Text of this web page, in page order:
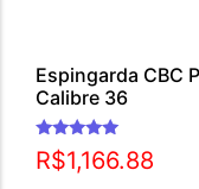
Espingarda CBC
Calibre 36
Avaliação
5.00
R$1,166.88